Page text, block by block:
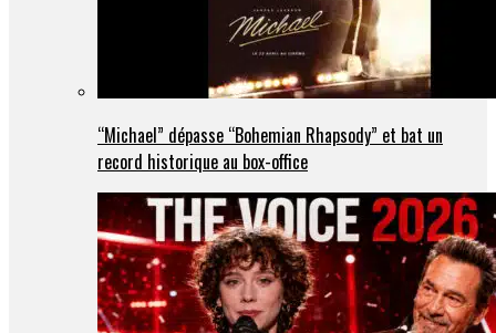
“Michael” dépasse “Bohemian Rhapsody” et bat un
record historique au box-office